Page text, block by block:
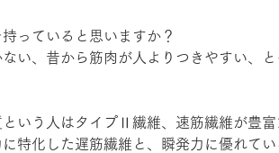
っていると思いますか？
い、昔から筋肉が人よりつきやすい、
いう人はタイプⅡ繊維、速筋繊維が豊富
特化した遅筋繊維と、瞬発力に優れて